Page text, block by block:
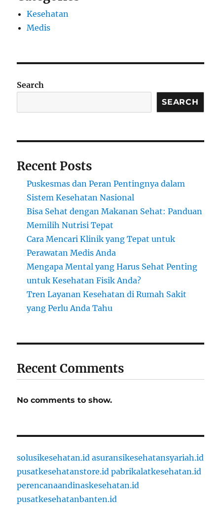
Kesehatan
Medis
Search
SEARCH
Recent Posts
Puskesmas dan Peran Pentingnya dalam
Sistem Kesehatan Nasional
Bisa Sehat dengan Makanan Sehat: Panduan
Memilih Nutrisi Tepat
Cara Mencari Klinik yang Tepat untuk
Perawatan Medis Anda
Mengapa Mental yang Harus Sehat Penting
untuk Kesehatan Fisik Anda?
Tren Layanan Kesehatan di Rumah Sakit
yang Perlu Anda Tahu
Recent Comments
No comments to show.
solusikesehatan.id asuransikesehatansyariah.id
pusatkesehatanstore.id pabrikalatkesehatan.id
perencanaandinaskesehatan.id
pusatkesehatanbanten.id